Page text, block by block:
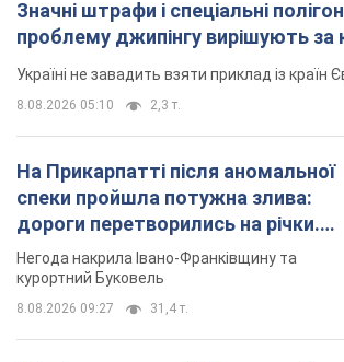
Значні штрафи і спеціальні
проблему джипінгу вирішують
Україні не завадить взяти приклад із країн
8.08.2026 05:10 2,3 т.
На Прикарпатті після аномальної
спеки пройшла потужна злива:
дороги перетворились на річки.
Відео
Негода накрила Івано-Франківщину та
курортний Буковель
8.08.2026 09:27 31,4 т.